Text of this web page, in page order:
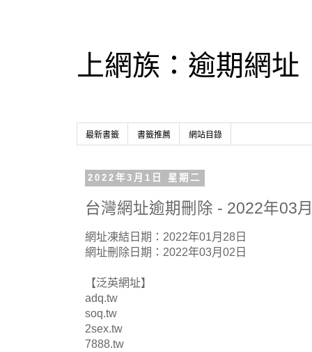
上網族：逾期網址
最新書籤 書籤推薦 網站目錄
2022年3月1日 星期二
台灣網址逾期刪除 - 2022年03
網址凍結日期：2022年01月28日
網址刪除日期：2022年03月02日
【泛英網址】
adq.tw
soq.tw
2sex.tw
7888.tw